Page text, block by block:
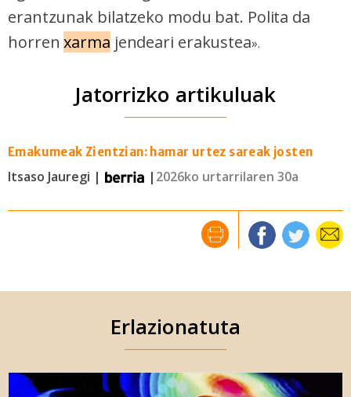
erantzunak bilatzeko modu bat. Polita da
horrenxarma jendeari erakustea».
Jatorrizko artikuluak
Emakumeak Zientzian: hamar urtez sareak josten
Itsaso Jauregi | | 2026ko urtarrilaren 30a
Erlazionatuta